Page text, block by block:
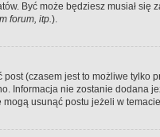
Być może będziesz musiał
forum, itp.).
(czasem jest to możliwe tylko
nie zostanie dodana
usunąć postu jeżeli w